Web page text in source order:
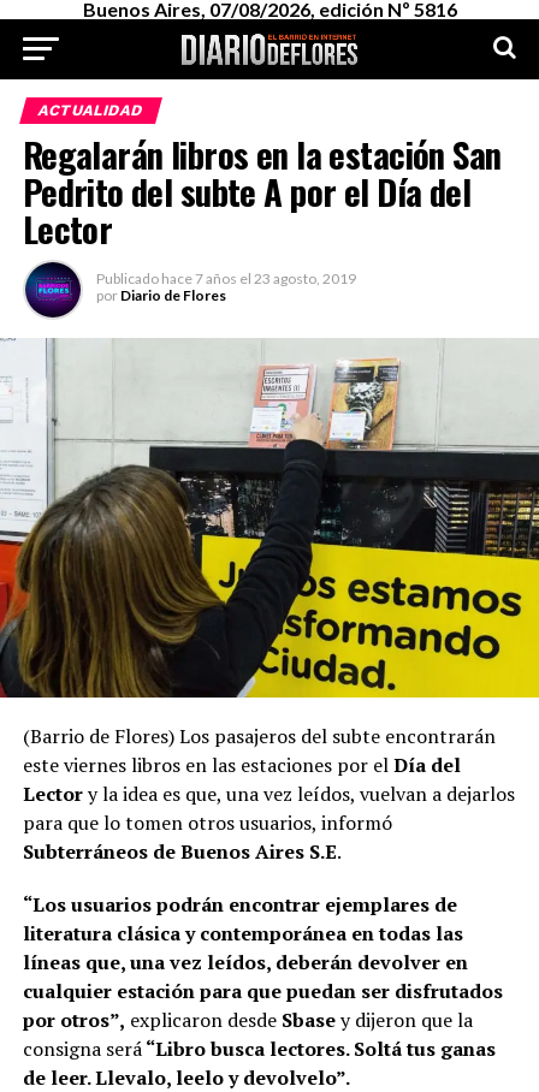
Buenos Aires, 07/08/2026, edición Nº 5816
ACTUALIDAD
Regalarán libros en la estación San
Pedrito del subte A por el Día del
Lector
Publicado hace 7 años el 23 agosto, 2019
por Diario de Flores
(Barrio de Flores) Los pasajeros del subte encontrarán
este viernes libros en las estaciones por elDía del
Lectory la idea es que, una vez leídos, vuelvan a dejarlos
para que lo tomen otros usuarios, informó
Subterráneos de Buenos Aires S.E.
“Los usuarios podrán encontrar ejemplares de
literatura clásica y contemporánea en todas las
líneas que, una vez leídos, deberán devolver en
cualquier estación para que puedan ser disfrutados
por otros”, explicaron desde Sbasey dijeron que la
consigna será“Libro busca lectores. Soltá tus ganas
de leer. Llevalo, leelo y devolvelo”.